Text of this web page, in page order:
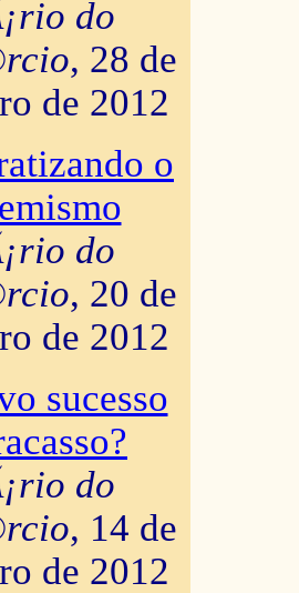
do
, 28 de
de 2012
o
do
, 20 de
de 2012
sucesso
do
, 14 de
de 2012